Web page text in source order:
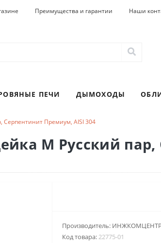
Преимущества и гарантии Наши
ПЕЧИ ДЫМОХОДЫ
Премиум, AISI 304
М Русский пар,
Производитель:
Код товара:22775-01